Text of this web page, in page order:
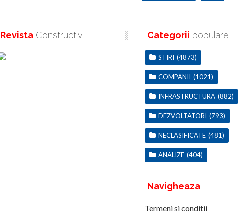
Revista Constructiv Categorii populare
STIRI (4873)
COMPANII (1021)
INFRASTRUCTURA (882)
DEZVOLTATORI (793)
NECLASIFICATE (481)
ANALIZE (404)
Navigheaza
Termeni si conditii